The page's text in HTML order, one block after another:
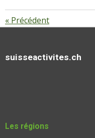
« Précédent
suisseactivites.ch
Les régions